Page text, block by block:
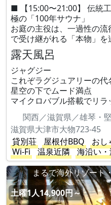
■ 【15:00〜21:00】 伝統
極の「100年サウナ」
お庭の主役は、一過性の
で受け継がれる「本物」を
露天風呂
ジャグジー
これぞラグジュアリーの代
星空の下でムード満点
マイクロバブル搭載でリラ
関西／滋賀県／雄琴・
滋賀県大津市大物723-45
貸別荘
屋根付BBQ おし
Wi-Fi
温泉近隣
海沿い
まるで海外リゾート
土曜1人14,900円～